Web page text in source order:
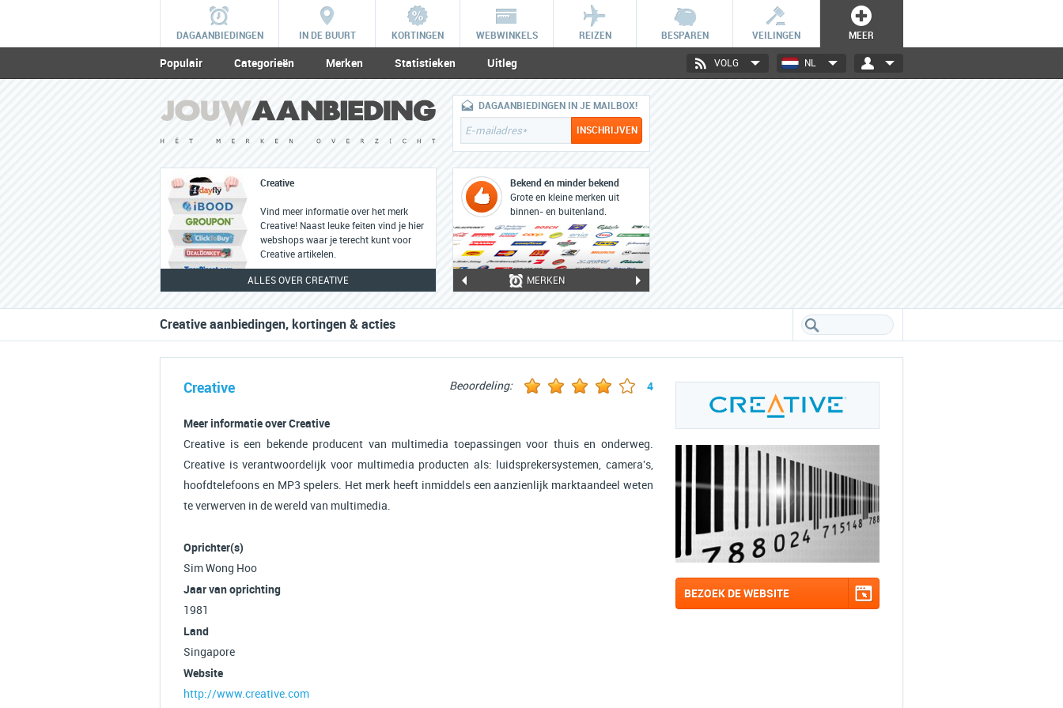
DAGAANBIEDINGEN IN DE BUURT KORTINGEN WEBWINKELS REIZEN BESPAREN VEILINGEN MEER
Populair Categorieën Merken Statistieken Uitleg NL
VOLG
Creative
Vind meer informatie over het merk
Creative! Naast leuke feiten vind je hier
webshops waar je terecht kunt voor
Creative artikelen.
ALLES OVER CREATIVE
DAGAANBIEDINGEN IN JE MAILBOX!
Bekend én minder bekend
Grote en kleine merken uit
binnen- en buitenland.
MERKEN
Creative aanbiedingen, kortingen & acties
Creative Beoordeling: 4
Meer informatie over Creative
Creative is een bekende producent van multimedia toepassingen voor thuis en onderweg.
Creative is verantwoordelijk voor multimedia producten als: luidsprekersystemen, camera's,
hoofdtelefoons en MP3 spelers. Het merk heeft inmiddels een aanzienlijk marktaandeel weten
te verwerven in de wereld van multimedia.
Oprichter(s)
Sim Wong Hoo
Jaar van oprichting
1981
Land
Singapore
Website
http://www.creative.com
BEZOEK DE WEBSITE